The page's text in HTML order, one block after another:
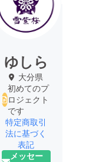
ゆしら
大分県
初めてのプ
ロジェクト
です
特定商取引
法に基づく
表記
メッセー